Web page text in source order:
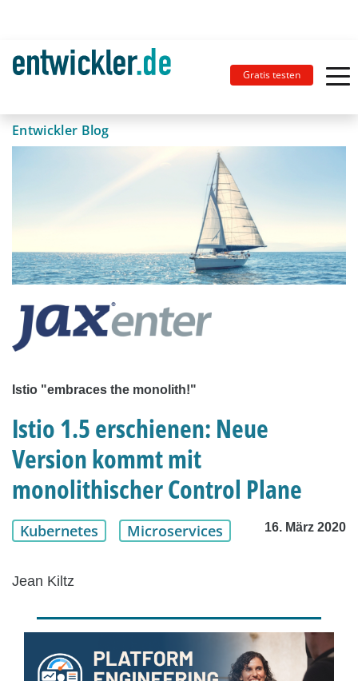
Gratis testen
Entwickler Blog
Istio "embraces the monolith!"
Istio 1.5 erschienen: Neue
Version kommt mit
monolithischer Control Plane
Kubernetes Microservices 16. März 2020
Jean Kiltz